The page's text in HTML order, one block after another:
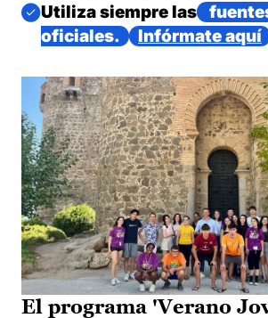
Imagen
Utiliza siempre las
oficiales.
Infórmate aquí
El programa 'Verano